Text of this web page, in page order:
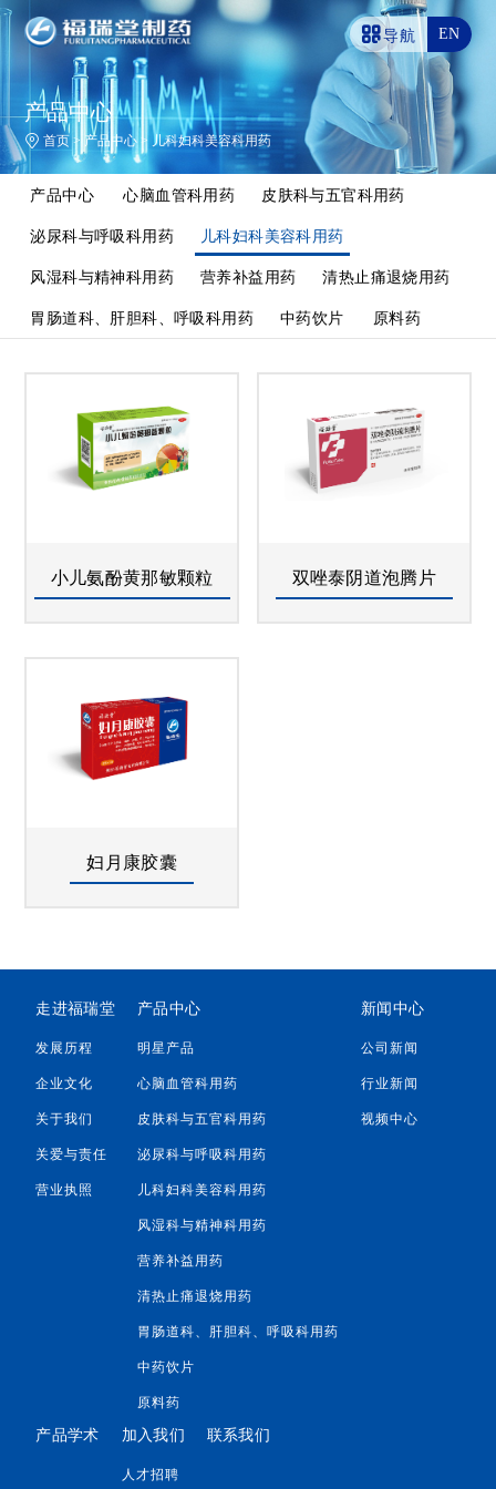
导航 EN
产品中心
首页 > 产品中心 > 儿科妇科美容科用药
产品中心 心脑血管科用药 皮肤科与五官科用药
泌尿科与呼吸科用药 儿科妇科美容科用药
风湿科与精神科用药 营养补益用药 清热止痛退烧用药
胃肠道科、肝胆科、呼吸科用药 中药饮片 原料药
小儿氨酚黄那敏颗粒 双唑泰阴道泡腾片
妇月康胶囊
走进福瑞堂
发展历程
企业文化
关于我们
关爱与责任
营业执照
产品中心
明星产品
心脑血管科用药
皮肤科与五官科用药
泌尿科与呼吸科用药
儿科妇科美容科用药
风湿科与精神科用药
营养补益用药
清热止痛退烧用药
胃肠道科、肝胆科、呼吸科用药
中药饮片
原料药
新闻中心
公司新闻
行业新闻
视频中心
产品学术 加入我们
人才招聘
联系我们